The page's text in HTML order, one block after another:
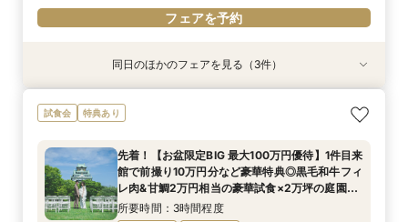
フェアを予約
特典あり
8/10(月)
＜平日限定＞挙式スタイル相談OK！約2万坪の自
然が広がる西の丸庭園＆会場見学＊ゆっくり相談
チコース
所要時間：3時間程度
12:00〜
13:00〜
14:00〜
15:00〜
特典あり
8/10(月)
【20名〜ご婚礼がお得】平日限定★ガーデン
チャペル&貸切迎賓館ALL見学会×おもてなしを
会
所要時間：3時間程度
12:00〜
13:00〜
14:00〜
15:00〜
特典あり
8/10(月)
【平日限定】和婚相談×豪華無料試食×大阪城を
望む貸切迎賓館見学＜有名提携神社紹介も◎和婚
所要時間：3時間程度
12:00〜
13:00〜
14:00〜
15:00〜
同日のほかのフェアを見る（3件）
試食会 特典あり
先着！【お盆限定BIG 最大100万円優待】1件目来
館で前撮り10万円分など豪華特典◎黒毛和牛フィ
レ肉&甘鯛2万円相当の豪華試食×2万坪の庭園
+迎賓館の見学ツアー
所要時間：3時間程度